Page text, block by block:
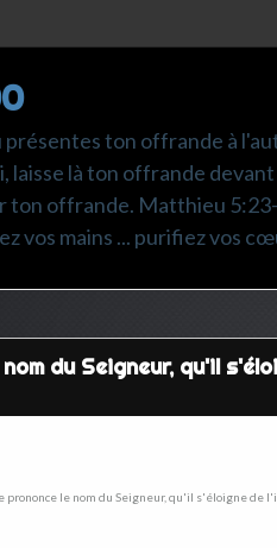
présentes ton offrande à
laisse là ton offrande
ton offrande. Matthieu 5:23-
vos mains ... purifiez vos
du Seigneur, qu'il